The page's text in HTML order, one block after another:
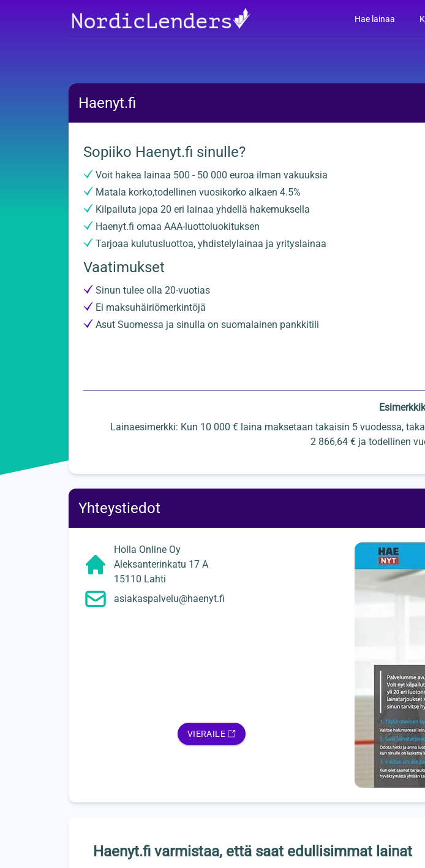
Hae lainaa
Haenyt.fi
Sopiiko Haenyt.fi sinulle?
Voit hakea lainaa 500 - 50 000 euroa ilman vakuuksia
Matala korko,todellinen vuosikorko alkaen 4.5%
Kilpailuta jopa 20 eri lainaa yhdellä hakemuksella
Haenyt.fi omaa AAA-luottoluokituksen
Tarjoaa kulutusluottoa, yhdistelylainaa ja yrityslainaa
Vaatimukset
Sinun tulee olla 20-vuotias
Ei maksuhäiriömerkintöjä
Asut Suomessa ja sinulla on suomalainen pankkitili
Lainaesimerkki: Kun 10 000 € laina maksetaan takaisin 5 vuodessa,
2 866,64 € ja todellinen
Yhteystiedot
Holla Online Oy
Aleksanterinkatu 17 A
15110 Lahti
asiakaspalvelu@haenyt.fi
VIERAILE
Haenyt.fi varmistaa, että saat edullisimmat lainat